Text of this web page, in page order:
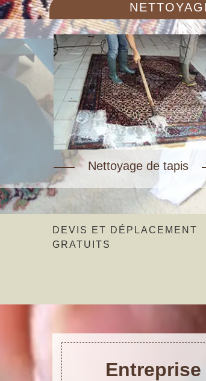
Nettoyage de tapis
DEVIS ET DÉPLACEMENT
GRATUITS